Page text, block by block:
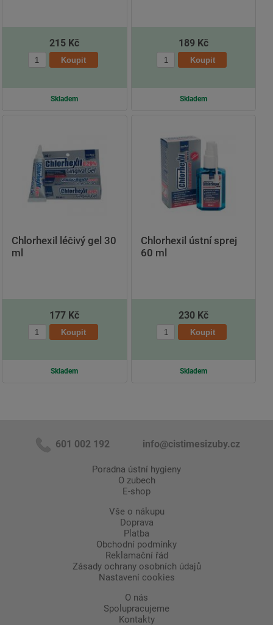
215 Kč
Skladem
189 Kč
Skladem
Chlorhexil léčivý gel 30
ml
177 Kč
Skladem
Chlorhexil ústní sprej
60 ml
230 Kč
Skladem
601 002 192 info@cistimesizuby.cz
Poradna ústní hygieny
O zubech
E-shop
Vše o nákupu
Doprava
Platba
Obchodní podmínky
Reklamační řád
Zásady ochrany osobních údajů
Nastavení cookies
O nás
Spolupracujeme
Kontakty